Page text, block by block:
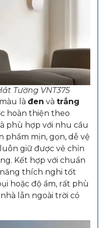
Tường VNT375
là đen và trắng
hoàn thiện theo
phù hợp với nhu cầu
phẩm mịn, gọn, dễ vệ
giữ được vẻ chỉn
Kết hợp với chuẩn
thích nghi tốt
hoặc độ ẩm, rất phù
lẫn ngoài trời có